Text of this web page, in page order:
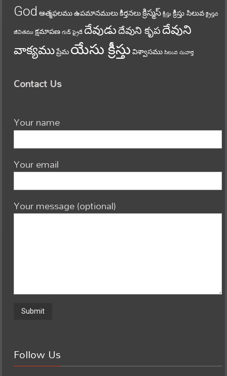
God ఆత్మఫలముఉపమానములుకీర్తనలుక్రిస్మస్ క్రీస్తు క్రీస్తు సిలువ క్రైస్తవ
జీవితము క్షమాపణ గుడ్ ఫ్రైడే దేవుడుదేవుని కృపదేవుని
వాక్యముప్రేమ యేసు క్రీస్తు విశ్వాసము సిలువ సువార్త
Contact Us
Your name
Your email
Your message (optional)
Follow Us